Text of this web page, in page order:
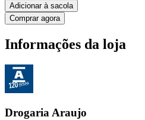
Adicionar à sacola
Comprar agora
Informações da loja
Drogaria Araujo